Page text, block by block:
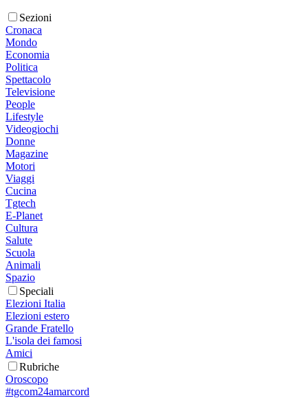
Sezioni
Cronaca
Mondo
Economia
Politica
Spettacolo
Televisione
People
Lifestyle
Videogiochi
Donne
Magazine
Motori
Viaggi
Cucina
Tgtech
E-Planet
Cultura
Salute
Scuola
Animali
Spazio
Speciali
Elezioni Italia
Elezioni estero
Grande Fratello
L'isola dei famosi
Amici
Rubriche
Oroscopo
#tgcom24amarcord